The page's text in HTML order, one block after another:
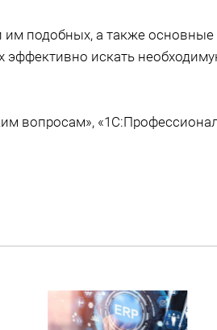
им подобных, а также
искать
вопросам»,
ХИТ!